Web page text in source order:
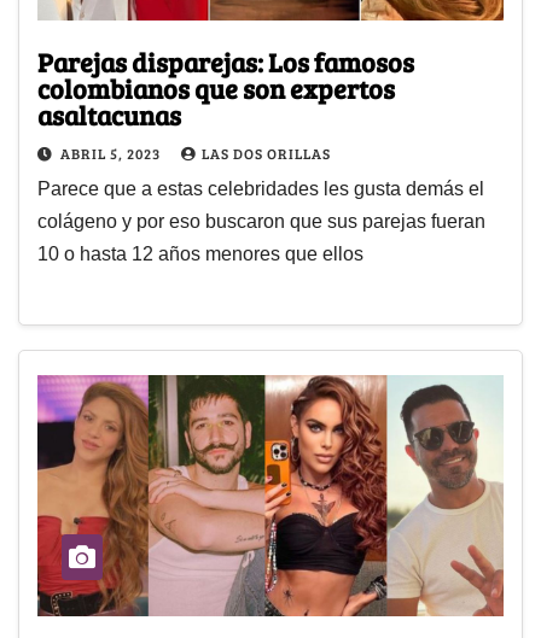
Parejas disparejas: Los famosos
colombianos que son expertos
asaltacunas
ABRIL 5, 2023 LAS DOS ORILLAS
Parece que a estas celebridades les gusta demás el
colágeno y por eso buscaron que sus parejas fueran
10 o hasta 12 años menores que ellos